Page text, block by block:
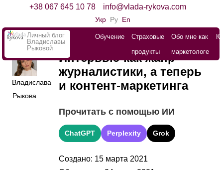
+38 067 645 10 78 info@vlada-rykova.com
Укр Ру En
Личный блог
Владиславы
Рыковой
Обучение
Страховые
продукты
Обо мне как
маркетологе
Владислава
Рыкова
Интервью как жанр
журналистики, а теперь
и контент-маркетинга
Прочитать с помощью ИИ
ChatGPT Perplexity Grok
Создано: 15 марта 2021